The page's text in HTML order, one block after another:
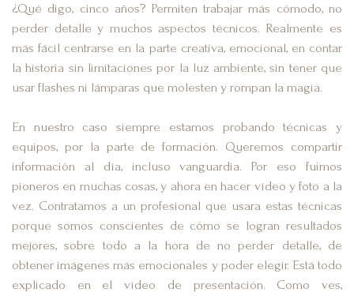
¿Qué digo, cinco años? Permiten trabajar más cómodo, no
perder detalle y muchos aspectos técnicos. Realmente es
más fácil centrarse en la parte creativa, emocional, en contar
la historia sin limitaciones por la luz ambiente, sin tener que
usar flashes ni lámparas que molesten y rompan la magia.
En nuestro caso siempre estamos probando técnicas y
equipos, por la parte de formación. Queremos compartir
información al día, incluso vanguardia. Por eso fuimos
pioneros en muchas cosas, y ahora en hacer vídeo y foto a la
vez. Contratamos a un profesional que usara estas técnicas
porque somos conscientes de cómo se logran resultados
mejores, sobre todo a la hora de no perder detalle, de
obtener imágenes más emocionales y poder elegir. Está todo
explicado en el vídeo de presentación. Como ves,